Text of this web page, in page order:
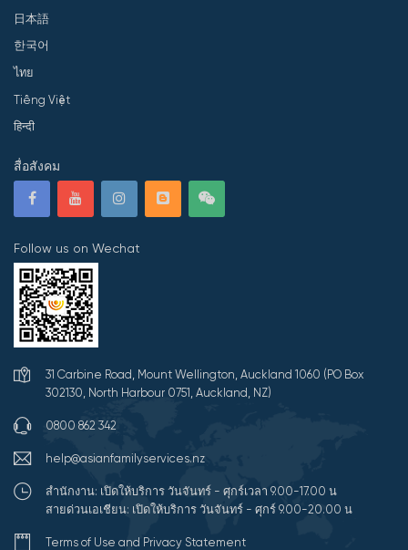
日本語
한국어
ไทย
Tiếng Việt
हिन्दी
สื่อสังคม
Follow us on Wechat
31 Carbine Road, Mount Wellington, Auckland 1060 (PO Box
302130, North Harbour 0751, Auckland, NZ)
0800 862 342
help@asianfamilyservices.nz
สำนักงาน: เปิดให้บริการ วันจันทร์ - ศุกร์เวลา 9.00-17.00 น
สายด่วนเอเชียน: เปิดให้บริการ วันจันทร์ - ศุกร์ 9.00-20.00 น
Terms of Use and Privacy Statement